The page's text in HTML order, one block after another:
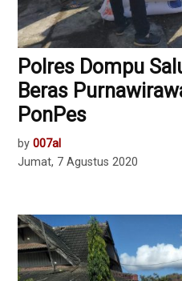
Polres Dompu
Beras
PonPes
by 007al
Jumat, 7 Agustus 2020